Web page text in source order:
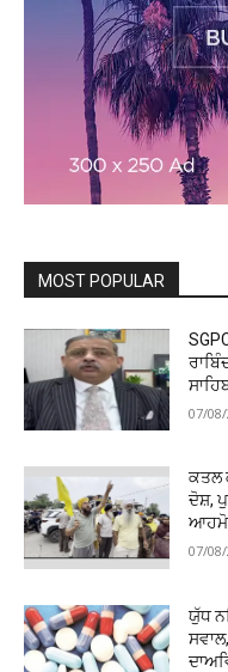
MOST POPULAR
07/
ਕਤਲ
ਦੋਸ਼,
07/
ਯੁੱਧ